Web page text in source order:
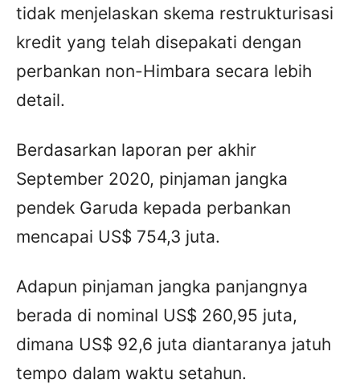
tidak menjelaskan skema restrukturisasi
kredit yang telah disepakati dengan
perbankan non-Himbara secara lebih
detail.
Berdasarkan laporan per akhir
September 2020, pinjaman jangka
pendek Garuda kepada perbankan
mencapai US$ 754,3 juta.
Adapun pinjaman jangka panjangnya
berada di nominal US$ 260,95 juta,
dimana US$ 92,6 juta diantaranya jatuh
tempo dalam waktu setahun.